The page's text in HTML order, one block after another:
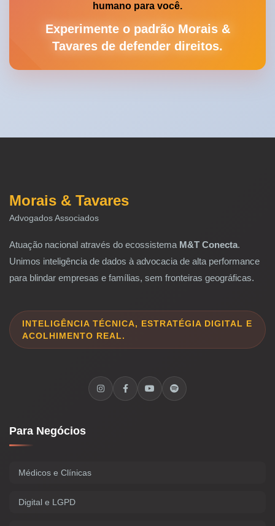
humano para você.
Experimente o padrão Morais &
Tavares de defender direitos.
Morais & Tavares
Advogados Associados
Atuação nacional através do ecossistema M&T Conecta.
Unimos inteligência de dados à advocacia de alta performance
para blindar empresas e famílias, sem fronteiras geográficas.
INTELIGÊNCIA TÉCNICA, ESTRATÉGIA DIGITAL E
ACOLHIMENTO REAL.
Para Negócios
Médicos e Clínicas
Digital e LGPD